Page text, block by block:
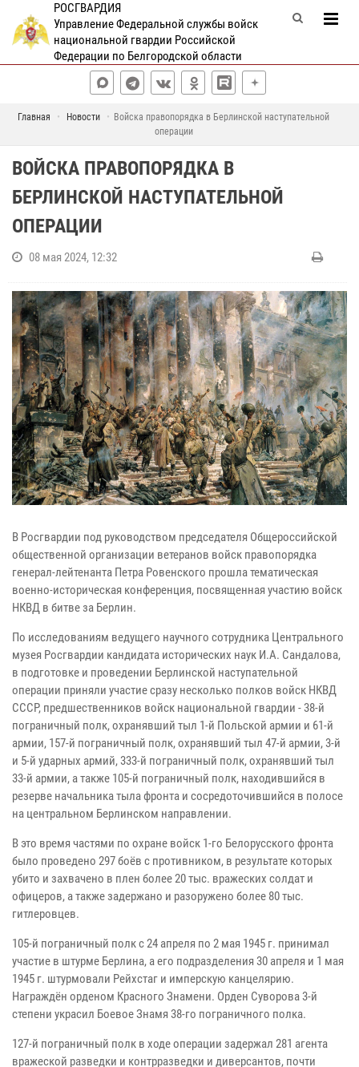
РОСГВАРДИЯ
Управление Федеральной службы войск
национальной гвардии Российской
Федерации по Белгородской области
Главная Новости
Войска правопорядка в Берлинской наступательной
операции
ВОЙСКА ПРАВОПОРЯДКА В
БЕРЛИНСКОЙ НАСТУПАТЕЛЬНОЙ
ОПЕРАЦИИ
08 мая 2024, 12:32
В Росгвардии под руководством председателя Общероссийской
общественной организации ветеранов войск правопорядка
генерал-лейтенанта Петра Ровенского прошла тематическая
военно-историческая конференция, посвященная участию войск
НКВД в битве за Берлин.
По исследованиям ведущего научного сотрудника Центрального
музея Росгвардии кандидата исторических наук И.А. Сандалова,
в подготовке и проведении Берлинской наступательной
операции приняли участие сразу несколько полков войск НКВД
СССР, предшественников войск национальной гвардии - 38-й
пограничный полк, охранявший тыл 1-й Польской армии и 61-й
армии, 157-й пограничный полк, охранявший тыл 47-й армии, 3-й
и 5-й ударных армий, 333-й пограничный полк, охранявший тыл
33-й армии, а также 105-й пограничный полк, находившийся в
резерве начальника тыла фронта и сосредоточившийся в полосе
на центральном Берлинском направлении.
В это время частями по охране войск 1-го Белорусского фронта
было проведено 297 боёв с противником, в результате которых
убито и захвачено в плен более 20 тыс. вражеских солдат и
офицеров, а также задержано и разоружено более 80 тыс.
гитлеровцев.
105-й пограничный полк с 24 апреля по 2 мая 1945 г. принимал
участие в штурме Берлина, а его подразделения 30 апреля и 1 мая
1945 г. штурмовали Рейхстаг и имперскую канцелярию.
Награждён орденом Красного Знамени. Орден Суворова 3-й
степени украсил Боевое Знамя 38-го пограничного полка.
127-й пограничный полк в ходе операции задержал 281 агента
вражеской разведки и контрразведки и диверсантов, почти